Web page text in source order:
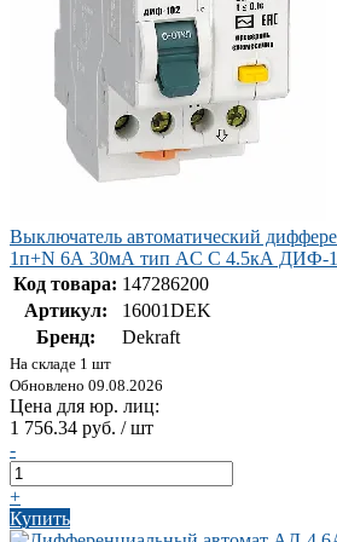
Выключатель автоматический
1п+N 6А 30мА тип AC С 4.5кА ДИФ-
Код товара: 147286200
Артикул:
16001DEK
Бренд:
Dekraft
На складе 1 шт
Обновлено 09.08.2026
Цена для юр. лиц:
1 756.34 руб. / шт
-
+
Купить